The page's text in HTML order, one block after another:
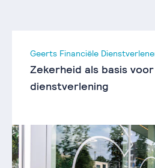
Geerts Financiële
Zekerheid als basis
dienstverlening